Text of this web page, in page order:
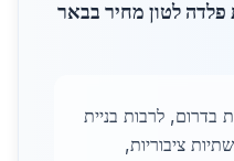
פלדה לטון מחיר בבאר
בדרום, לרבות בניית
ציבוריות,